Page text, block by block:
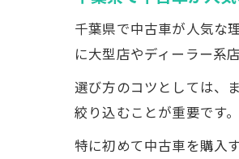
千葉県で中古車が人気な
に大型店やディーラー系
選び方のコツとしては、
絞り込むことが重要です
特に初めて中古車を購入